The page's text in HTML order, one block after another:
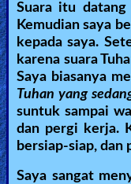
Bible
Movies
🎞
Gospel
Videos
🎞
Suara itu datang
Kemudian saya
kepada saya.
karena suara
Saya biasanya
Tuhan yang
suntuk sampai
dan pergi kerja.
bersiap-siap, dan
Saya sangat